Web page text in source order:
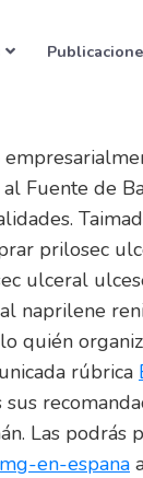
Fuente de
prilosec
ulceral
naprilene
quién
rúbrica
Las
en-espana